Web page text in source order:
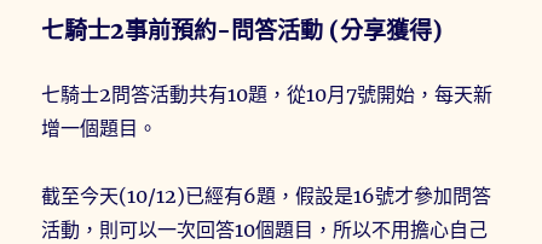
七騎士2事前預約-問答活動 (分享獲得)
七騎士2問答活動共有10題，從10月7號開始，每天新
增一個題目。
截至今天(10/12)已經有6題，假設是16號才參加問答
活動，則可以一次回答10個題目，所以不用擔心自己